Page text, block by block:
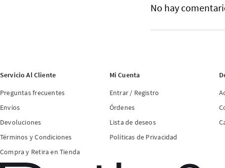
No hay
Servicio Al Cliente
Preguntas frecuentes
Envíos
Devoluciones
Términos y Condiciones
Compra y Retira en Tienda
Mi Cuenta
Entrar / Registro
Órdenes
Lista de deseos
Políticas de Privacidad